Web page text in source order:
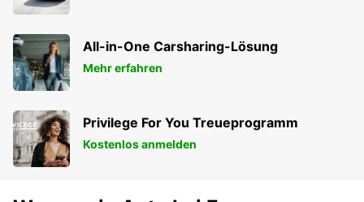
All-in-One Carsharing-Lösung
Mehr erfahren
Privilege For You Treueprogramm
Kostenlos anmelden